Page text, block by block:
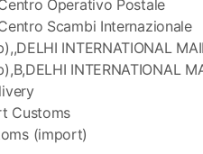
Operativo Postale
Scambi Internazionale
INTERNATIONAL
INTERNATIONAL
Customs
(import)